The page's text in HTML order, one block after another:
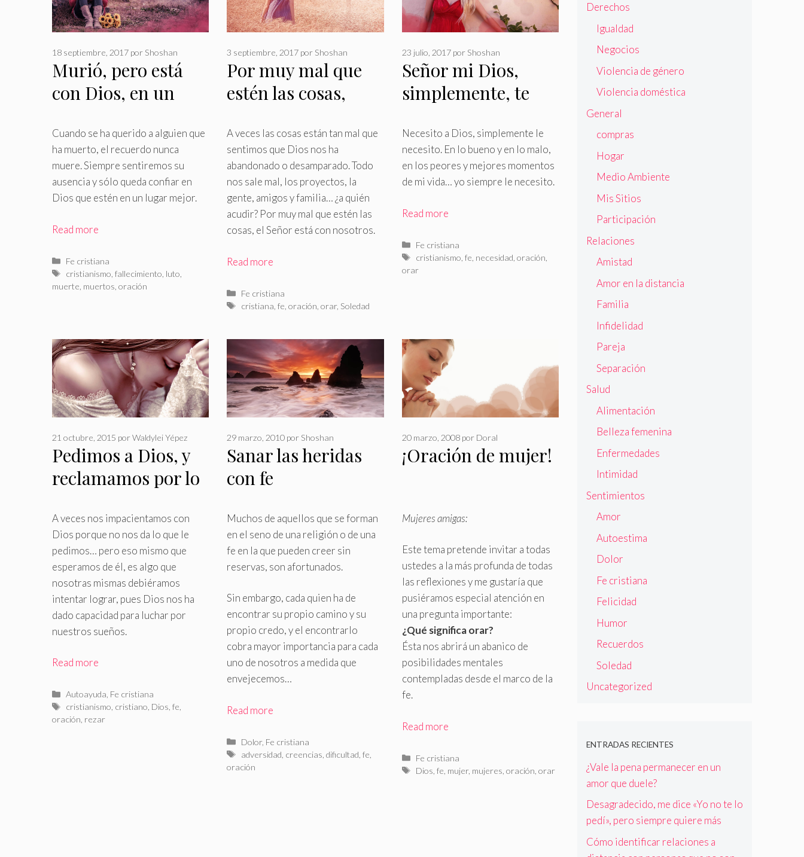
Murió, pero está
con Dios, en un
18 septiembre, 2017 por Shoshan
Cuando se ha querido a alguien que
ha muerto, el recuerdo nunca
muere.Siempre sentiremos su
ausencia y sólo queda confiar en
Dios que estén en un lugar mejor.
Read more
Categorías
Fe cristiana
Etiquetas
cristianismo ,fallecimiento luto
muerte muertos oración
Por muy mal que
estén las cosas,
3 septiembre, 2017 por Shoshan
A veces las cosas están tan mal que
sentimos que Dios nos ha
abandonado o desamparado.Todo
nos sale mal, los proyectos, la
gente, amigos y familia… ¿a quién
acudir? Por muy mal que estén las
cosas, el Señor está con nosotros.
Read more
Categorías
Fe cristiana
Etiquetas
cristiana fe oración orar, Soledad
Señor mi Dios,
simplemente, te
23 julio, 2017 por Shoshan
Necesito a Dios, simplemente le
necesito.En lo bueno y en lo malo,
en los peores y mejores momentos
de mi vida… yo siempre le necesito.
Read more
Categorías
Fe cristiana
Etiquetas
cristianismo ,fe necesidad ,oración
orar
Pedimos a Dios, y
reclamamos por lo
falla?
21 octubre, 2015 porWaldylei Yépez
A veces nos impacientamos con
Dios porque no nos da lo que le
pedimos… pero eso mismo que
esperamos de él, es algo que
nosotras mismas debiéramos
intentar lograr, pues Dios nos ha
dado capacidad para luchar por
nuestros sueños.
Read more
Categorías
Autoayuda Fe cristiana
Etiquetas
cristianismo cristiano Dios ,fe
oración rezar
Sanar las heridas
con fe
29 marzo, 2010 por Shoshan
Muchos de aquellos que se forman
en el seno de una religión o de una
fe en la que pueden creer sin
reservas, son afortunados.
Sin embargo, cada quien ha de
encontrar su propio camino y su
propio credo, y el encontrarlo
cobra mayor importancia para cada
uno de nosotros a medida que
envejecemos…
Read more
Categorías
Dolor, Fe cristiana
Etiquetas
adversidad creencias dificultad fe
oración
¡Oración de mujer!
20 marzo, 2008 por Doral
Mujeres amigas:
Este tema pretende invitar a todas
ustedes a la más profunda de todas
las reflexiones y me gustaría que
pusiéramos especial atención en
una pregunta importante:
¿Qué significa orar?
Ésta nos abrirá un abanico de
posibilidades mentales
contempladas desde el marco de la
fe.
Read more
Categorías
Fe cristiana
Etiquetas
Dios ,fe mujer, mujeres ,oración ,orar
Derechos
Igualdad
Negocios
Violencia de género
Violencia doméstica
General
compras
Hogar
Medio Ambiente
Mis Sitios
Participación
Relaciones
Amistad
Amor en la distancia
Familia
Infidelidad
Pareja
Separación
Salud
Alimentación
Belleza femenina
Enfermedades
Intimidad
Sentimientos
Amor
Autoestima
Dolor
Fe cristiana
Felicidad
Humor
Recuerdos
Soledad
Uncategorized
ENTRADAS RECIENTES
¿Vale la pena permanecer en un
amor que duele?
Desagradecido, me dice «Yo no te lo
pedí», pero siempre quiere más
Cómo identificar relaciones a